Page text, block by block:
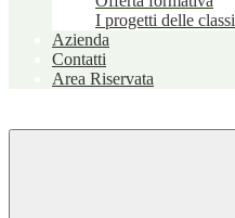
I progetti delle classi
Azienda
Contatti
Area Riservata